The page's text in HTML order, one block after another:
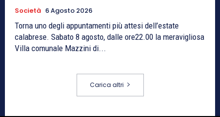
Società 6 Agosto 2026
Torna uno degli appuntamenti più attesi dell’estate
calabrese. Sabato 8 agosto, dalle ore22.00 la meravigliosa
Villa comunale Mazzini di...
Carica altri